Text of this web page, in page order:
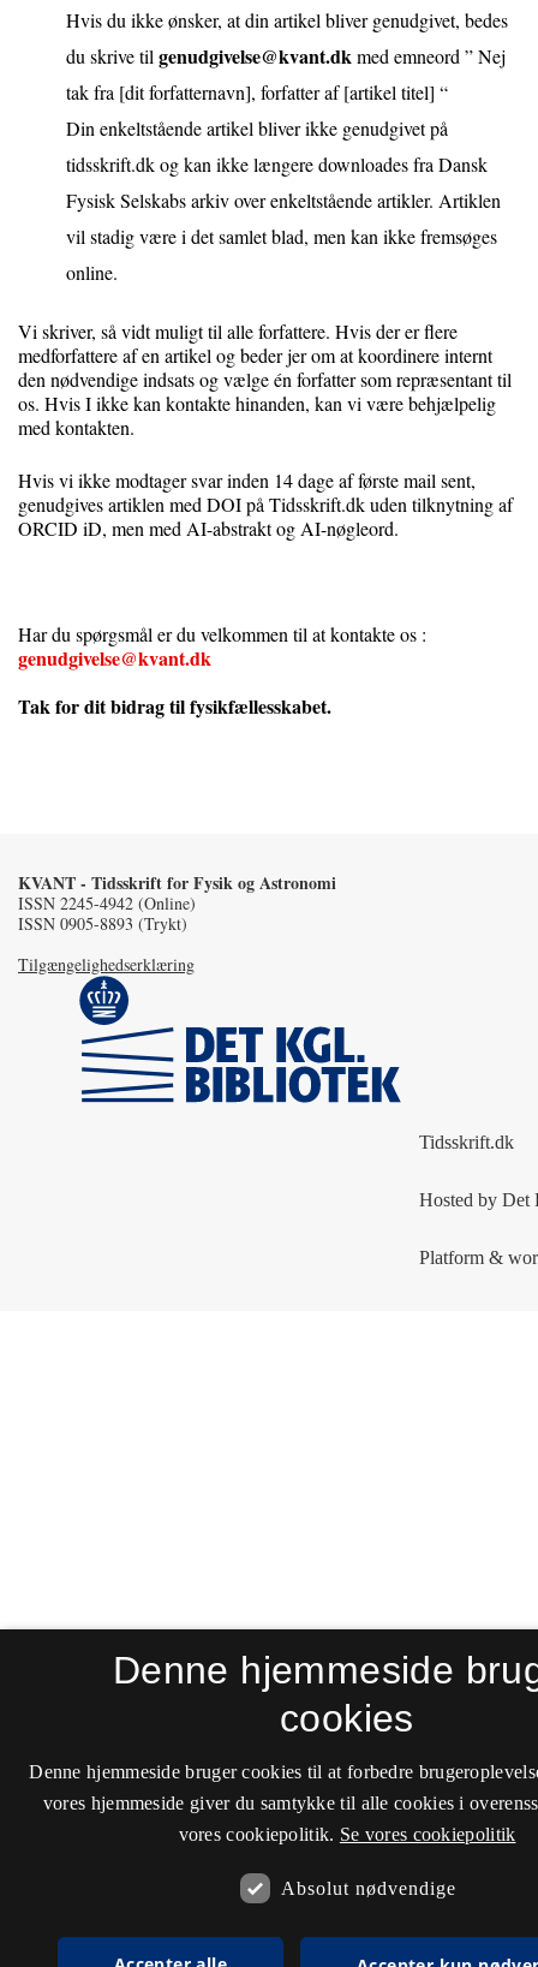
Hvis du ikke ønsker, at din artikel bliver genudgivet, bedes
du skrive til genudgivelse@kvant.dkmed emneord ” Nej
tak fra [dit forfatternavn], forfatter af [artikel titel] “
Din enkeltstående artikel bliver ikke genudgivet på
tidsskrift.dk og kan ikke længere downloades fra Dansk
Fysisk Selskabs arkiv over enkeltstående artikler. Artiklen
vil stadig være i det samlet blad, men kan ikke fremsøges
online.
Vi skriver, så vidt muligt til alle forfattere. Hvis der er flere
medforfattere af en artikel og beder jer om at koordinere internt
den nødvendige indsats og vælge én forfatter som repræsentant til
os. Hvis I ikke kan kontakte hinanden, kan vi være behjælpelig
med kontakten.
Hvis vi ikke modtager svar inden 14 dage af første mail sent,
genudgives artiklen med DOI på Tidsskrift.dk uden tilknytning af
ORCID iD, men med AI-abstrakt og AI-nøgleord.
Har du spørgsmål er du velkommen til at kontakte os :
genudgivelse@kvant.dk
Tak for dit bidrag til fysikfællesskabet.
KVANT - Tidsskrift for Fysik og Astronomi
ISSN 2245-4942 (Online)
ISSN 0905-8893 (Trykt)
Tilgængelighedserklæring
Denne hjemmeside
cookies
Denne hjemmeside bruger cookies til at forbedre
vores hjemmeside giver du samtykke til alle cookies i
vores cookiepolitik. Se vores cookiepolitik
Absolut nødvendige